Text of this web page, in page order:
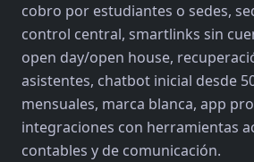
cobro por estudiantes o sedes,
control central, smartlinks sin
open day/open house,
asistentes, chatbot inicial desde
mensuales, marca blanca, app
integraciones con herramientas
contables y de comunicación.